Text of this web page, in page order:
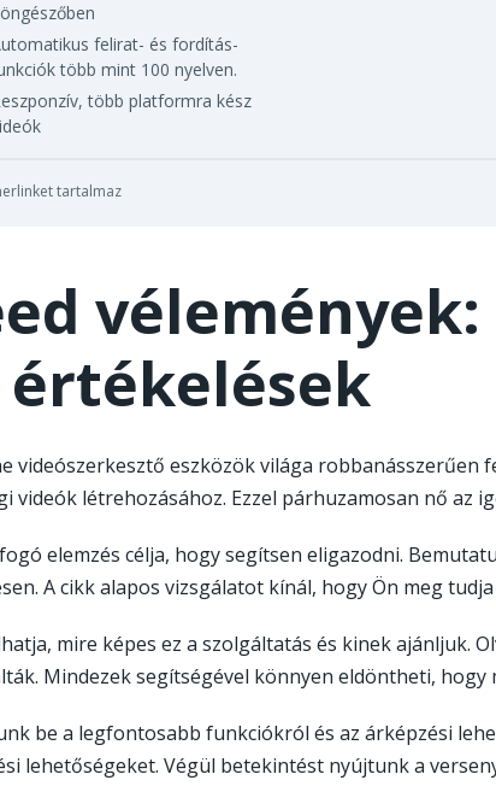
felirat- és fordítás-
több mint 100 nyelven.
több platformra kész
tartalmaz
értékelések
videószerkesztő eszközök világa
videók létrehozásához. Ezzel párhuzamosan nő az
elemzés célja, hogy segítsen eligazodni.
A cikk alapos vizsgálatot kínál, hogy Ön meg
mire képes ez a szolgáltatás és kinek ajánljuk.
Mindezek segítségével könnyen eldöntheti, hogy
be a legfontosabb funkciókról és az árképzési
lehetőségeket. Végül betekintést nyújtunk a